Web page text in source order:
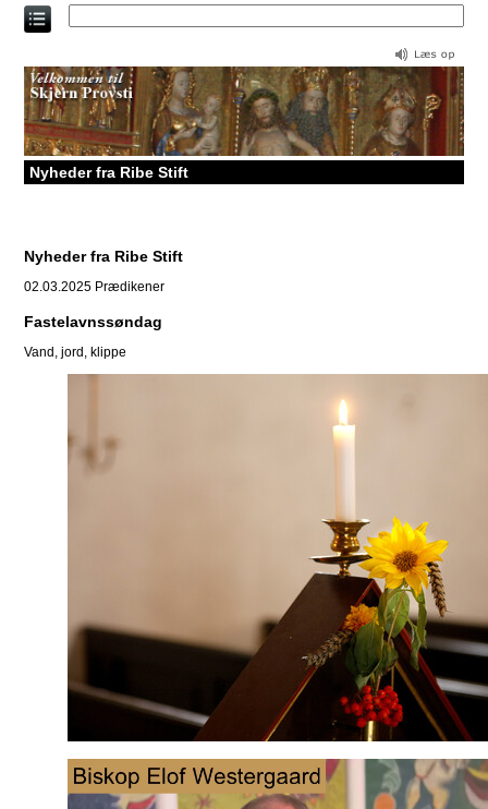
Direkte
til
Nyheder fra Ribe Stift
Nyheder fra Ribe Stift
02.03.2025 Prædikener
Fastelavnssøndag
Vand, jord, klippe